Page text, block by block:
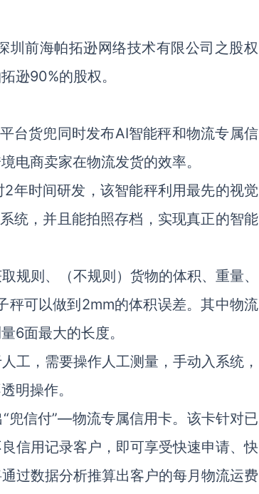
圳前海帕拓逊网络技术有限公司之股权
逊90%的股权。
台货兜同时发布AI智能秤和物流专属信
电商卖家在物流发货的效率。
年时间研发，该智能秤利用最先的视觉
统，并且能拍照存档，实现真正的智能
规则、（不规则）货物的体积、重量、
秤可以做到2mm的体积误差。其中物流
6面最大的长度。
工，需要操作人工测量，手动入系统，
明操作。
兜信付”—物流专属信用卡。该卡针对已
信用记录客户，即可享受快速申请、快
过数据分析推算出客户的每月物流运费